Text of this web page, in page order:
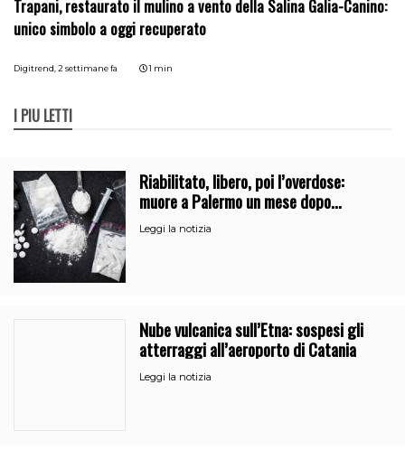
Trapani, restaurato il mulino a vento della Salina Galia-Canino:
unico simbolo a oggi recuperato
Digitrend, 2 settimane fa 1 min
I PIÙ LETTI
Riabilitato, libero, poi l’overdose:
muore a Palermo un mese dopo
l’uscita dalla comunità
Leggi la notizia
Nube vulcanica sull’Etna: sospesi gli
atterraggi all’aeroporto di Catania
Leggi la notizia